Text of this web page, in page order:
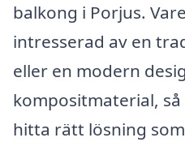
balkong i Porjus.
intresserad av en
eller en modern
kompositmaterial,
hitta rätt lösning